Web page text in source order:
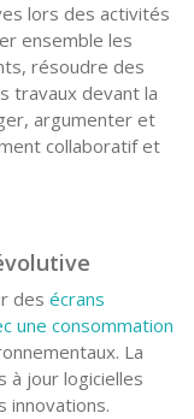
lors des activités
ensemble les
résoudre des
travaux devant la
argumenter et
collaboratif et
des écrans
une consommation
La
à jour logicielles
innovations.